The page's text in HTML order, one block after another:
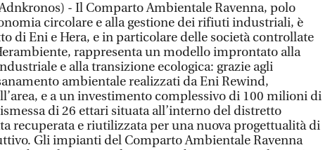
- Il Comparto Ambientale Ravenna, polo
circolare e alla gestione dei rifiuti industriali, è
di Eni e Hera, e in particolare delle società controllate
rappresenta un modello improntato alla
e alla transizione ecologica: grazie agli
ambientale realizzati da Eni Rewind,
e a un investimento complessivo di 100 milioni di
di 26 ettari situata all’interno del distretto
recuperata e riutilizzata per una nuova progettualità di
Gli impianti del Comparto Ambientale Ravenna